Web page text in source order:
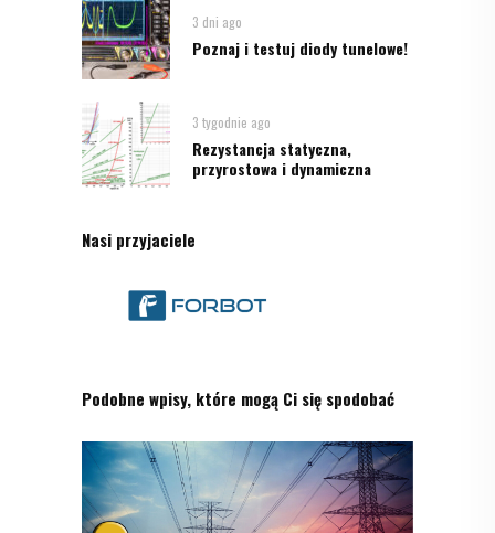
3 dni ago
Poznaj i testuj diody tunelowe!
3 tygodnie ago
Rezystancja statyczna,
przyrostowa i dynamiczna
Nasi przyjaciele
Podobne wpisy, które mogą Ci się spodobać